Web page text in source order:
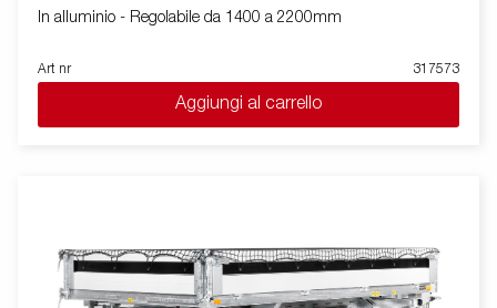
In alluminio - Regolabile da 1400 a 2200mm
Art nr 317573
Aggiungi al carrello